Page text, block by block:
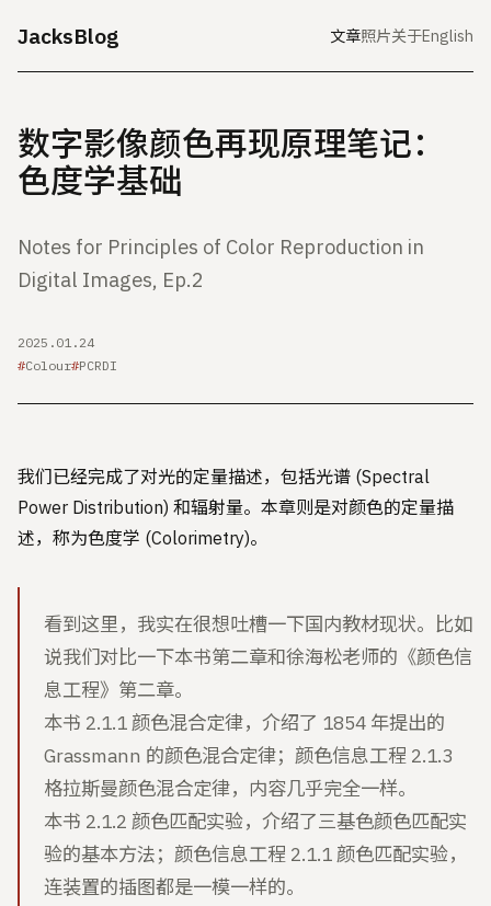
JacksBlog 文章照片关于English
数字影像颜色再现原理笔记：
色度学基础
Notes for Principles of Color Reproduction in
Digital Images, Ep.2
2025.01.24
Colour PCRDI
我们已经完成了对光的定量描述，包括光谱 (Spectral
Power Distribution) 和辐射量。本章则是对颜色的定量描
述，称为色度学 (Colorimetry)。
看到这里，我实在很想吐槽一下国内教材现状。比如
说我们对比一下本书第二章和徐海松老师的《颜色信
息工程》第二章。
本书 2.1.1 颜色混合定律，介绍了 1854 年提出的
Grassmann 的颜色混合定律；颜色信息工程 2.1.3
格拉斯曼颜色混合定律，内容几乎完全一样。
本书 2.1.2 颜色匹配实验，介绍了三基色颜色匹配实
验的基本方法；颜色信息工程 2.1.1 颜色匹配实验，
连装置的插图都是一模一样的。